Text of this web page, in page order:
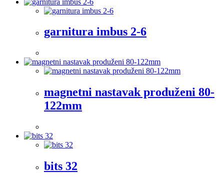
garnitura imbus 2-6
magnetni nastavak produženi 80-
122mm
bits 32